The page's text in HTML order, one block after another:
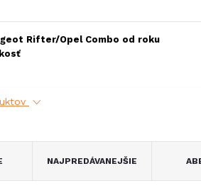
Rifter/Opel Combo od roku
NAJPREDÁVANEJŠIE